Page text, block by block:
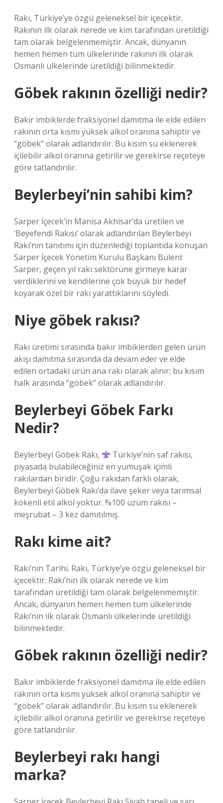
Rakı, Türkiye’ye özgü geleneksel bir içecektir.
Rakının ilk olarak nerede ve kim tarafından üretildiği
tam olarak belgelenmemiştir. Ancak, dünyanın
hemen hemen tüm ülkelerinde rakının ilk olarak
Osmanlı ülkelerinde üretildiği bilinmektedir.
Göbek rakının özelliği nedir?
Bakır imbiklerde fraksiyonel damıtma ile elde edilen
rakının orta kısmı yüksek alkol oranına sahiptir ve
“göbek” olarak adlandırılır. Bu kısım su eklenerek
içilebilir alkol oranına getirilir ve gerekirse reçeteye
göre tatlandırılır.
Beylerbeyi’nin sahibi kim?
Sarper İçecek’in Manisa Akhisar’da üretilen ve
‘Beyefendi Rakısı’ olarak adlandırılan Beylerbeyi
Rakı’nın tanıtımı için düzenlediği toplantıda konuşan
Sarper İçecek Yönetim Kurulu Başkanı Bülent
Sarper, geçen yıl rakı sektörüne girmeye karar
verdiklerini ve kendilerine çok büyük bir hedef
koyarak özel bir rakı yarattıklarını söyledi.
Niye göbek rakısı?
Rakı üretimi sırasında bakır imbiklerden gelen ürün
akışı damıtma sırasında da devam eder ve elde
edilen ortadaki ürün ana rakı olarak alınır; bu kısım
halk arasında “göbek” olarak adlandırılır.
Beylerbeyi Göbek Farkı
Nedir?
Beylerbeyi Göbek Rakı,
Türkiye’nin saf rakısı,
piyasada bulabileceğiniz en yumuşak içimli
rakılardan biridir. Çoğu rakıdan farklı olarak,
Beylerbeyi Göbek Rakı’da ilave şeker veya tarımsal
kökenli etil alkol yoktur. %100 üzüm rakısı –
meşrubat – 3 kez damıtılmış.
Rakı kime ait?
Rakı’nın Tarihi. Rakı, Türkiye’ye özgü geleneksel bir
içecektir. Rakı’nın ilk olarak nerede ve kim
tarafından üretildiği tam olarak belgelenmemiştir.
Ancak, dünyanın hemen hemen tüm ülkelerinde
Rakı’nın ilk olarak Osmanlı ülkelerinde üretildiği
bilinmektedir.
Göbek rakının özelliği nedir?
Bakır imbiklerde fraksiyonel damıtma ile elde edilen
rakının orta kısmı yüksek alkol oranına sahiptir ve
“göbek” olarak adlandırılır. Bu kısım su eklenerek
içilebilir alkol oranına getirilir ve gerekirse reçeteye
göre tatlandırılır.
Beylerbeyi rakı hangi
marka?